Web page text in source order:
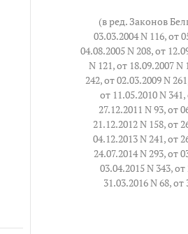
(в ред. Законов
03.03.2004 N 116, от
04.08.2005 N 208, от
N 121, от 18.09.2007 N
242, от 02.03.2009 N
от 11.05.2010 N
27.12.2011 N 93, от
21.12.2012 N 158, от
04.12.2013 N 241, от
24.07.2014 N 293, от
03.04.2015 N 343,
31.03.2016 N 68, от